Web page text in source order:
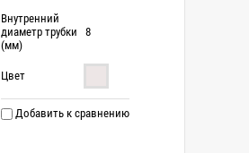
Добавить к сравнению
Внутренний
диаметр трубки
(мм)
8
Цвет